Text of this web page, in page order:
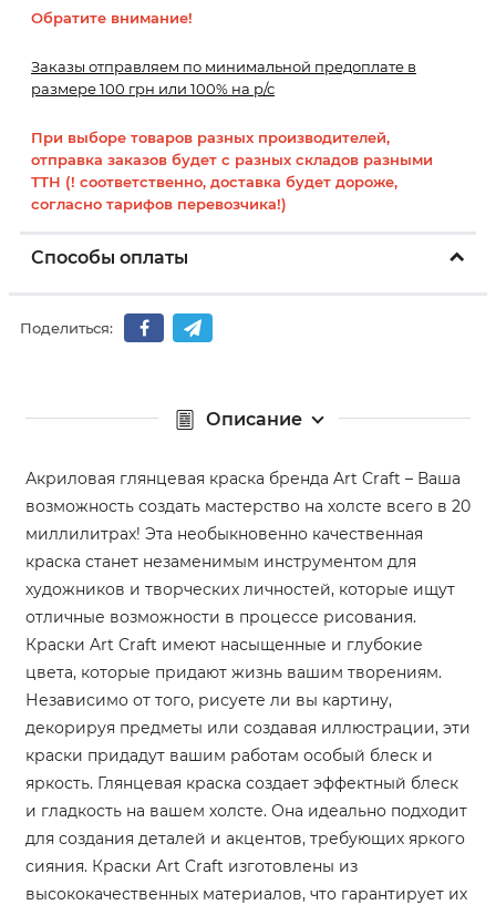
Обратите внимание!
Заказы отправляем по минимальной предоплате в
размере 100 грн или 100% на р/с
При выборе товаров разных производителей,
отправка заказов будет с разных складов разными
ТТН (! соответственно, доставка будет дороже,
согласно тарифов перевозчика!)
Способы оплаты
Поделиться:
Описание
Акриловая глянцевая краска бренда Art Craft – Ваша
возможность создать мастерство на холсте всего в 20
миллилитрах! Эта необыкновенно качественная
краска станет незаменимым инструментом для
художников и творческих личностей, которые ищут
отличные возможности в процессе рисования.
Краски Art Craft имеют насыщенные и глубокие
цвета, которые придают жизнь вашим творениям.
Независимо от того, рисуете ли вы картину,
декорируя предметы или создавая иллюстрации, эти
краски придадут вашим работам особый блеск и
яркость. Глянцевая краска создает эффектный блеск
и гладкость на вашем холсте. Она идеально подходит
для создания деталей и акцентов, требующих яркого
сияния. Краски Art Craft изготовлены из
высококачественных материалов, что гарантирует их